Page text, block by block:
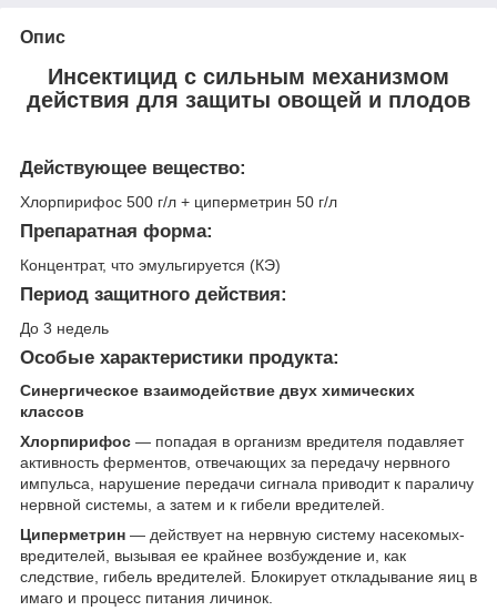
Опис
Инсектицид с сильным механизмом
действия для защиты овощей и плодов
Действующее вещество:
Хлорпирифос 500 г/л + циперметрин 50 г/л
Препаратная форма:
Концентрат, что эмульгируется (КЭ)
Период защитного действия:
До 3 недель
Особые характеристики продукта:
Синергическое взаимодействие двух химических
классов
Хлорпирифос — попадая в организм вредителя подавляет
активность ферментов, отвечающих за передачу нервного
импульса, нарушение передачи сигнала приводит к параличу
нервной системы, а затем и к гибели вредителей.
Циперметрин — действует на нервную систему насекомых-
вредителей, вызывая ее крайнее возбуждение и, как
следствие, гибель вредителей. Блокирует откладывание яиц в
имаго и процесс питания личинок.